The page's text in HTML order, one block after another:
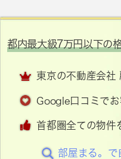
都内最大級7万円以下の
東京の不動産会社
Google口コミで
首都圏全ての物件
部屋まる。で